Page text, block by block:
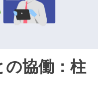
協働：柱